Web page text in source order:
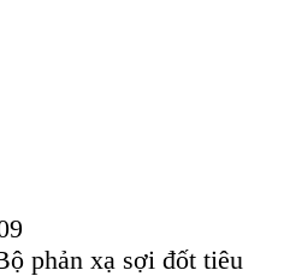
phản xạ sợi đốt tiêu